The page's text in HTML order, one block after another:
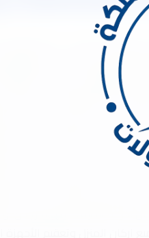
وتعقيم المنازل شركة تنظيف
خارج المنزل ، لكن
وغير متوفرة في شركات
والمساحيق داخل
جيدا ما يعاني منه سكان
إلى هذه الشركات يجب أن
السعر غير مناسب لك تماماً،
يجب ان تكون ذات جودة